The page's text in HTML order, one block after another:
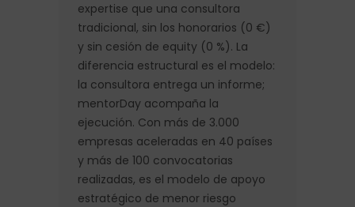
expertise que una consultora
tradicional, sin los honorarios (0 €)
y sin cesión de equity (0 %). La
diferencia estructural es el modelo:
la consultora entrega un informe;
mentorDay acompaña la
ejecución. Con más de 3.000
empresas aceleradas en 40 países
y más de 100 convocatorias
realizadas, es el modelo de apoyo
estratégico de menor riesgo